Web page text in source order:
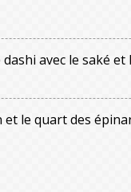
avec le saké
le quart des